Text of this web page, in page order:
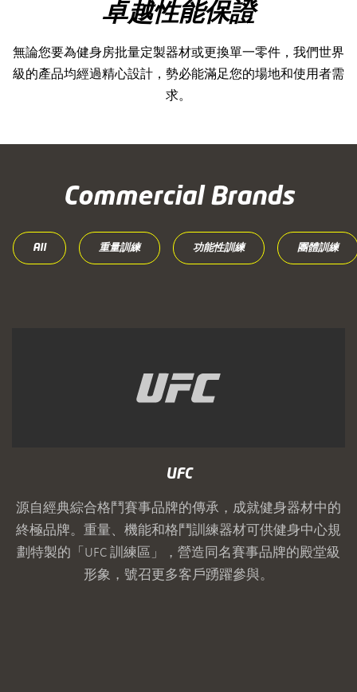
卓越性能保證
無論您要為健身房批量定製器材或更換單一零件，我們世界
級的產品均經過精心設計，勢必能滿足您的場地和使用者需
求。
Commercial Brands
All 重量訓練 功能性訓練 團體訓練
UFC
源自經典綜合格鬥賽事品牌的傳承，成就健身器材中的
終極品牌。重量、機能和格鬥訓練器材可供健身中心規
劃特製的「UFC 訓練區」，營造同名賽事品牌的殿堂級
形象，號召更多客戶踴躍參與。